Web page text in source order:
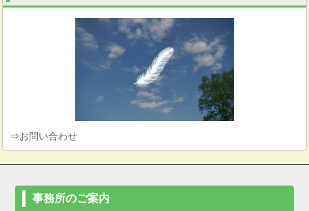
⇒お問い合わせ
事務所のご案内